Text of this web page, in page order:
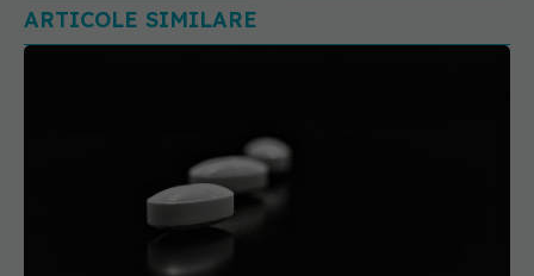
ARTICOLE SIMILARE